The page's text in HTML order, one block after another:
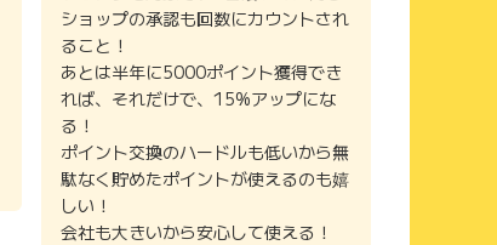
ショップの承認も回数にカウントされ
ること！
あとは半年に5000ポイント獲得でき
れば、それだけで、15%アップにな
る！
ポイント交換のハードルも低いから無
駄なく貯めたポイントが使えるのも嬉
しい！
会社も大きいから安心して使える！